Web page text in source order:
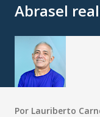
Abrasel
Por Lauriberto